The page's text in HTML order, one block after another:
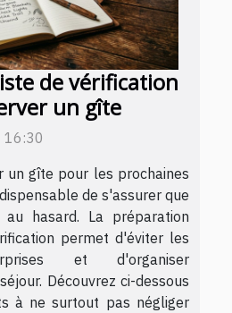
de vérification
un gîte
16:30
un gîte pour les prochaines
de s'assurer que
hasard. La préparation
permet d'éviter les
et d'organiser
Découvrez ci-dessous
à ne surtout pas négliger